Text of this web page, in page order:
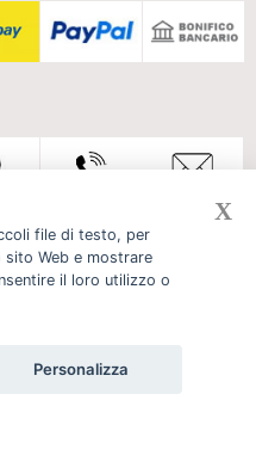
per la pulizia
per la pulizia
file di testo, per
sito Web e mostrare
il loro utilizzo o
X
Personalizza